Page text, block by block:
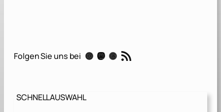
t
t
Folgen Sie uns bei Instagram Mastodon Threads RSS-Feed
SCHNELLAUSWAHL